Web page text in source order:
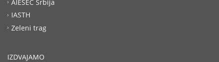
IASTH
Zeleni trag
IZDVAJAMO